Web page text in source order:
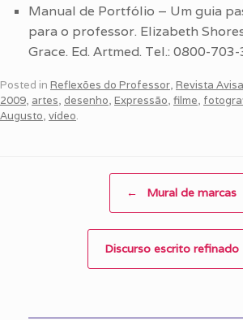
Manual de Portfólio – Um guia
para o professor. Elizabeth
Grace. Ed. Artmed. Tel.: 0800-
Posted in Reflexões do Professor, Revista
2009, artes, desenho, Expressão, filme,
Augusto, vídeo.
← Mural de marcas
Discurso escrito refinado